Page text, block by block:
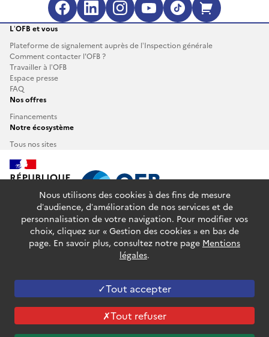
Facebook (s'ouvre dans une
LinkedIn (s'ouvre dans
Instagram (s'ouvre
YouTube
TikTok
L’OFB et vous
Plateforme de signalement auprès de l’Inspection générale
Comment contacter l'OFB ?
Travailler à l’OFB
Espace presse
FAQ
Nos offres
Financements
Notre écosystème
Tous nos sites
info.gouv.fr service-public.fr
legifrance.gouv.fr
data.gouv.fr
Mentions légales Données personnelles Gestion des cookies
Sauf mention contraire, tous les contenus de ce site sont sous
Nous utilisons des cookies à des fins de mesure
d’audience, d’amélioration de nos services et de
personnalisation de votre navigation. Pour modifier vos
choix, cliquez sur « Gestion des cookies » en bas de
page. En savoir plus, consultez notre page Mentions
légales.
Tout accepter
Tout refuser